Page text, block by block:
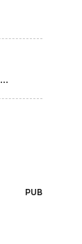
PUB